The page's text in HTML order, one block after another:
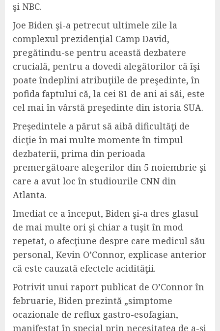
şi NBC.
Joe Biden şi-a petrecut ultimele zile la
complexul prezidenţial Camp David,
pregătindu-se pentru această dezbatere
crucială, pentru a dovedi alegătorilor că îşi
poate îndeplini atribuţiile de preşedinte, în
pofida faptului că, la cei 81 de ani ai săi, este
cel mai în vârstă preşedinte din istoria SUA.
Preşedintele a părut să aibă dificultăţi de
dicţie în mai multe momente în timpul
dezbaterii, prima din perioada
premergătoare alegerilor din 5 noiembrie şi
care a avut loc în studiourile CNN din
Atlanta.
Imediat ce a început, Biden şi-a dres glasul
de mai multe ori şi chiar a tuşit în mod
repetat, o afecţiune despre care medicul său
personal, Kevin O’Connor, explicase anterior
că este cauzată efectele acidităţii.
Potrivit unui raport publicat de O’Connor în
februarie, Biden prezintă „simptome
ocazionale de reflux gastro-esofagian,
manifestat în special prin necesitatea de a-şi